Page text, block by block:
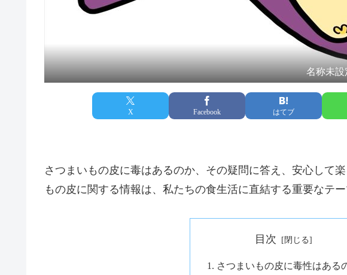
名称未
X Facebook はてブ
さつまいもの皮に毒はあるのか、その疑問に答え、安心して
もの皮に関する情報は、私たちの食生活に直結する重要なテー
目次
さつまいもの皮に毒性はある